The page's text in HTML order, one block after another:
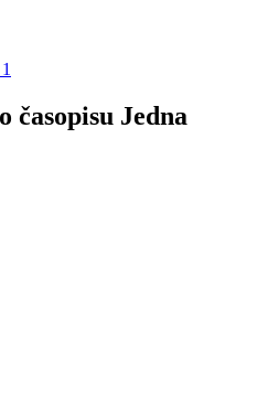
časopisu Jedna